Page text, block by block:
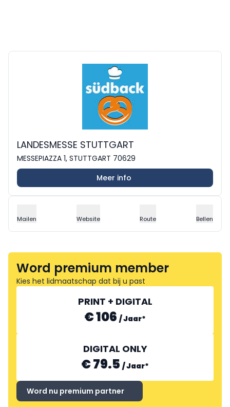
LANDESMESSE STUTTGART
MESSEPIAZZA 1, STUTTGART 70629
Meer info
Mailen Website Route Bellen
Word premium member
Kies het lidmaatschap dat bij u past
PRINT + DIGITAL
€ 106 /Jaar*
DIGITAL ONLY
€ 79.5 /Jaar*
Word nu premium partner